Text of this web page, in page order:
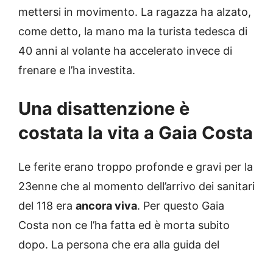
mettersi in movimento. La ragazza ha alzato,
come detto, la mano ma la turista tedesca di
40 anni al volante ha accelerato invece di
frenare e l’ha investita.
Una disattenzione è
costata la vita a Gaia Costa
Le ferite erano troppo profonde e gravi per la
23enne che al momento dell’arrivo dei sanitari
del 118 era ancora viva. Per questo Gaia
Costa non ce l’ha fatta ed è morta subito
dopo. La persona che era alla guida del